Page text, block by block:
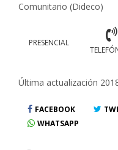
Comunitario (Dideco)
PRESENCIAL
Última actualización
FACEBOOK
WHATSAPP